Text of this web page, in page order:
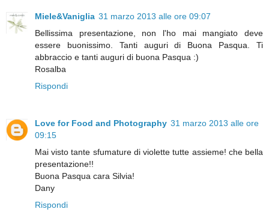
Miele&Vaniglia 31 marzo 2013 alle ore 09:07
Bellissima presentazione, non l'ho mai mangiato deve
essere buonissimo. Tanti auguri di Buona Pasqua. Ti
abbraccio e tanti auguri di buona Pasqua :)
Rosalba
Rispondi
Love for Food and Photography 31 marzo 2013 alle ore
09:15
Mai visto tante sfumature di violette tutte assieme! che bella
presentazione!!
Buona Pasqua cara Silvia!
Dany
Rispondi